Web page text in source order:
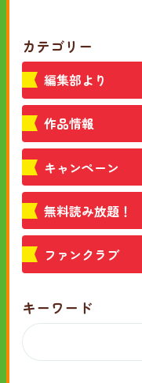
カテゴリー
編集部より
作品情報
キャンペーン
無料読み放題！
ファンクラブ
キーワード